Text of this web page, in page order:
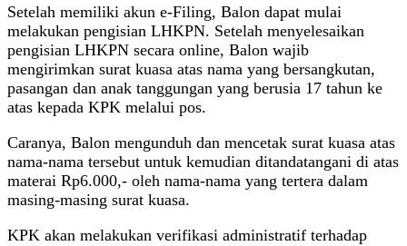
Setelah memiliki akun e-Filing, Balon dapat mulai
melakukan pengisian LHKPN. Setelah menyelesaikan
pengisian LHKPN secara online, Balon wajib
mengirimkan surat kuasa atas nama yang bersangkutan,
pasangan dan anak tanggungan yang berusia 17 tahun ke
atas kepada KPK melalui pos.
Caranya, Balon mengunduh dan mencetak surat kuasa atas
nama-nama tersebut untuk kemudian ditandatangani di atas
materai Rp6.000,- oleh nama-nama yang tertera dalam
masing-masing surat kuasa.
KPK akan melakukan verifikasi administratif terhadap